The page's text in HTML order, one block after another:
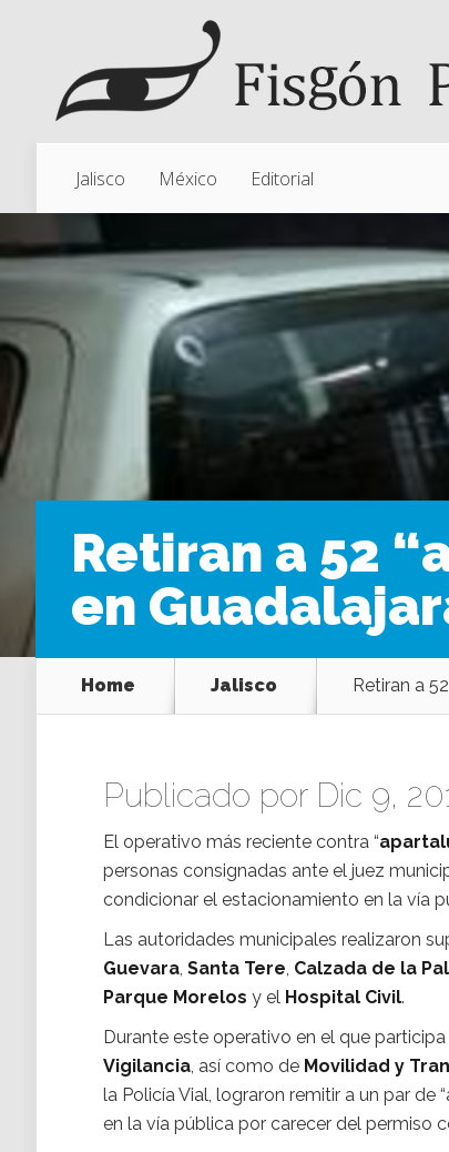
Jalisco México Editorial
Retiran a 52
en
Home Jalisco Retiran a
Publicado por Dic 9,
El operativo más reciente contra “
personas consignadas ante el juez
condicionar el estacionamiento en la vía
Las autoridades municipales realizaron
Guevara, Santa Tere, Calzada de la
Parque Morelos y el Hospital Civil.
Durante este operativo en el que
Vigilancia, así como de Movilidad y
la Policía Vial, lograron remitir a un par de
en la vía pública por carecer del permiso